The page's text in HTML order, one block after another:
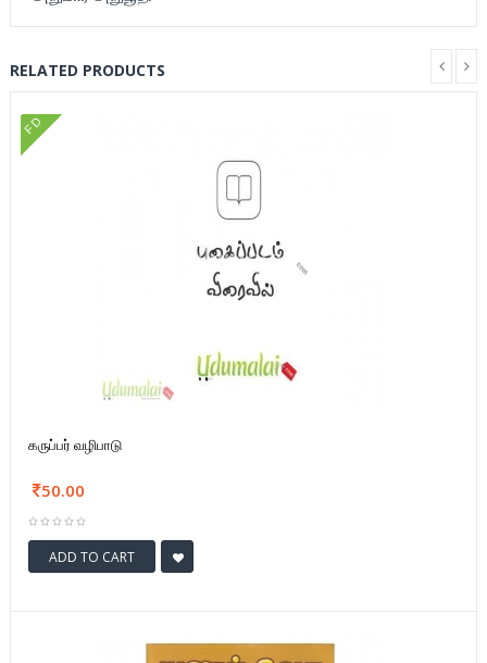
RELATED PRODUCTS
FD
கருப்பர் வழிபாடு
50.00
ADD TO CART